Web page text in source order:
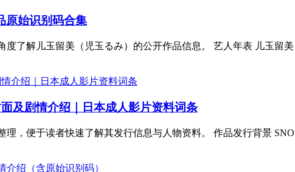
原始识别码合集
了解儿玉留美（児玉るみ）的公开作品信息。 艺人年表 儿玉留
及剧情介绍｜日本成人影片资料词条
，便于读者快速了解其发行信息与人物资料。 作品发行背景